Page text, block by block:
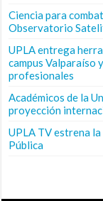
Ciencia para
Observatorio
UPLA entrega
campus Valparaíso
profesionales
Académicos de la
proyección
UPLA TV estrena
Pública